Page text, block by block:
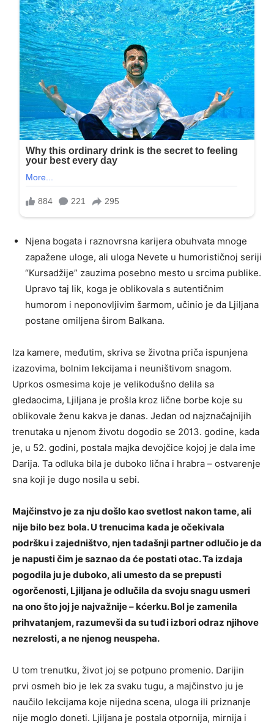
Njena bogata i raznovrsna karijera obuhvata mnoge
zapažene uloge, ali uloga Nevete u humorističnoj seriji
“Kursadžije” zauzima posebno mesto u srcima publike.
Upravo taj lik, koga je oblikovala s autentičnim
humorom i neponovljivim šarmom, učinio je da Ljiljana
postane omiljena širom Balkana.
Iza kamere, međutim, skriva se životna priča ispunjena
izazovima, bolnim lekcijama i neuništivom snagom.
Uprkos osmesima koje je velikodušno delila sa
gledaocima, Ljiljana je prošla kroz lične borbe koje su
oblikovale ženu kakva je danas. Jedan od najznačajnijih
trenutaka u njenom životu dogodio se 2013. godine, kada
je, u 52. godini, postala majka devojčice kojoj je dala ime
Darija. Ta odluka bila je duboko lična i hrabra – ostvarenje
sna koji je dugo nosila u sebi.
Majčinstvo je za nju došlo kao svetlost nakon tame, ali
nije bilo bez bola. U trenucima kada je očekivala
podršku i zajedništvo, njen tadašnji partner odlučio je da
je napusti čim je saznao da će postati otac. Ta izdaja
pogodila ju je duboko, ali umesto da se prepusti
ogorčenosti, Ljiljana je odlučila da svoju snagu usmeri
na ono što joj je najvažnije – kćerku. Bol je zamenila
prihvatanjem, razumevši da su tuđi izbori odraz njihove
nezrelosti, a ne njenog neuspeha.
U tom trenutku, život joj se potpuno promenio. Darijin
prvi osmeh bio je lek za svaku tugu, a majčinstvo ju je
naučilo lekcijama koje nijedna scena, uloga ili priznanje
nije moglo doneti. Ljiljana je postala otpornija, mirnija i